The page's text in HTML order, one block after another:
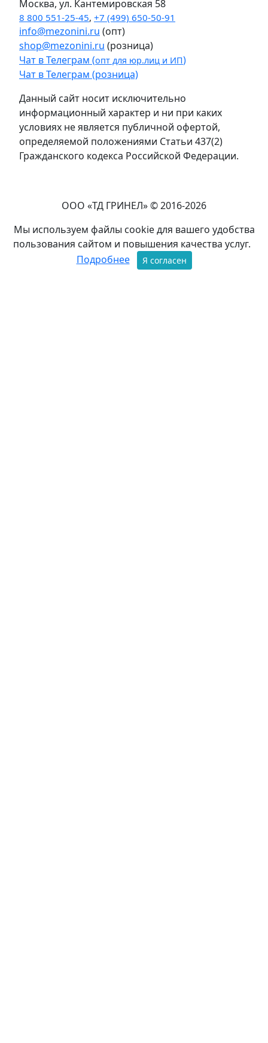
Москва, ул. Кантемировская 58
8 800 551-25-45, +7 (499) 650-50-91
info@mezonini.ru (опт)
shop@mezonini.ru (розница)
Чат в Телеграм (опт для юр.лиц и ИП)
Чат в Телеграм (розница)
Данный сайт носит исключительно
информационный характер и ни при каких
условиях не является публичной офертой,
определяемой положениями Статьи 437(2)
Гражданского кодекса Российской Федерации.
ООО «ТД ГРИНЕЛ» © 2016-2026
Мы используем файлы cookie для вашего удобства
пользования сайтом и повышения качества услуг.
Подробнее
Я согласен